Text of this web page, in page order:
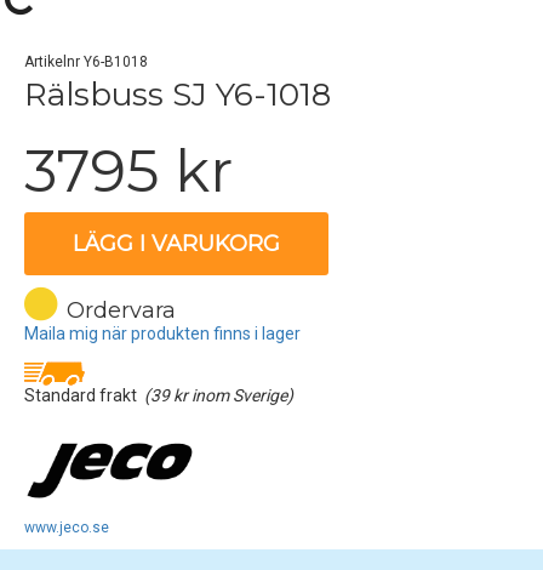
Artikelnr Y6-B1018
Rälsbuss SJ Y6-1018
3795 kr
LÄGG I VARUKORG
Ordervara
Maila mig när produkten finns i lager
Standard frakt (39 kr inom Sverige)
www.jeco.se